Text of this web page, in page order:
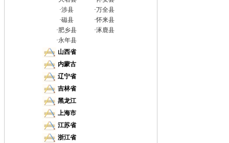
·涉县 ·万全县
·磁县 ·怀来县
·肥乡县 ·涿鹿县
·永年县
山西省
内蒙古
辽宁省
吉林省
黑龙江
上海市
江苏省
浙江省